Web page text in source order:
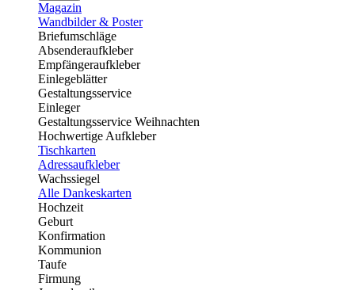
Magazin
Wandbilder & Poster
Briefumschläge
Absenderaufkleber
Empfängeraufkleber
Einlegeblätter
Gestaltungsservice
Einleger
Gestaltungsservice Weihnachten
Hochwertige Aufkleber
Tischkarten
Adressaufkleber
Wachssiegel
Alle Dankeskarten
Hochzeit
Geburt
Konfirmation
Kommunion
Taufe
Firmung